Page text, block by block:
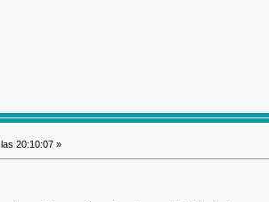
20:10:07 »